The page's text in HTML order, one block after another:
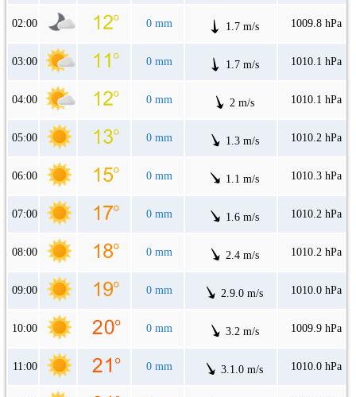
02:00 0 mm 1.7 m/s 1009.8 hPa
03:00 0 mm 1.7 m/s 1010.1 hPa
04:00 0 mm 2 m/s 1010.1 hPa
05:00 0 mm 1.3 m/s 1010.2 hPa
06:00 0 mm 1.1 m/s 1010.3 hPa
07:00 0 mm 1.6 m/s 1010.2 hPa
08:00 0 mm 2.4 m/s 1010.2 hPa
09:00 0 mm 2.9.0 m/s 1010.0 hPa
10:00 0 mm 3.2 m/s 1009.9 hPa
11:00 0 mm 3.1.0 m/s 1010.0 hPa